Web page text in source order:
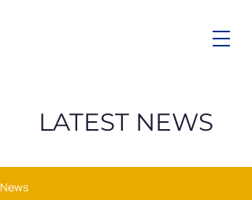
LATEST NEWS
News